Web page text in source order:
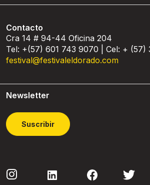
Contacto
Cra 14 # 94-44 Oficina 204
Tel: +(57) 601 743 9070 | Cel: + (57)
festival@festivaleldorado.com
Newsletter
Suscribir